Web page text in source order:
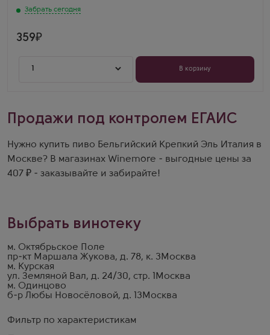
Фильтр по характеристикам
Забрать сегодня
359
1 В корзину
Продажи под контролем ЕГАИС
Нужно купить пиво Бельгийский Крепкий Эль Италия в
Москве? В магазинах Winemore - выгодные цены за
407 ₽ - заказывайте и забирайте!
Выбрать винотеку
м. Октябрьское Поле
пр-кт Маршала Жукова, д. 78, к. 3 Москва
м. Курская
ул. Земляной Вал, д. 24/30, стр. 1
Москва
м. Одинцово
б-р Любы Новосёловой, д. 13 Москва